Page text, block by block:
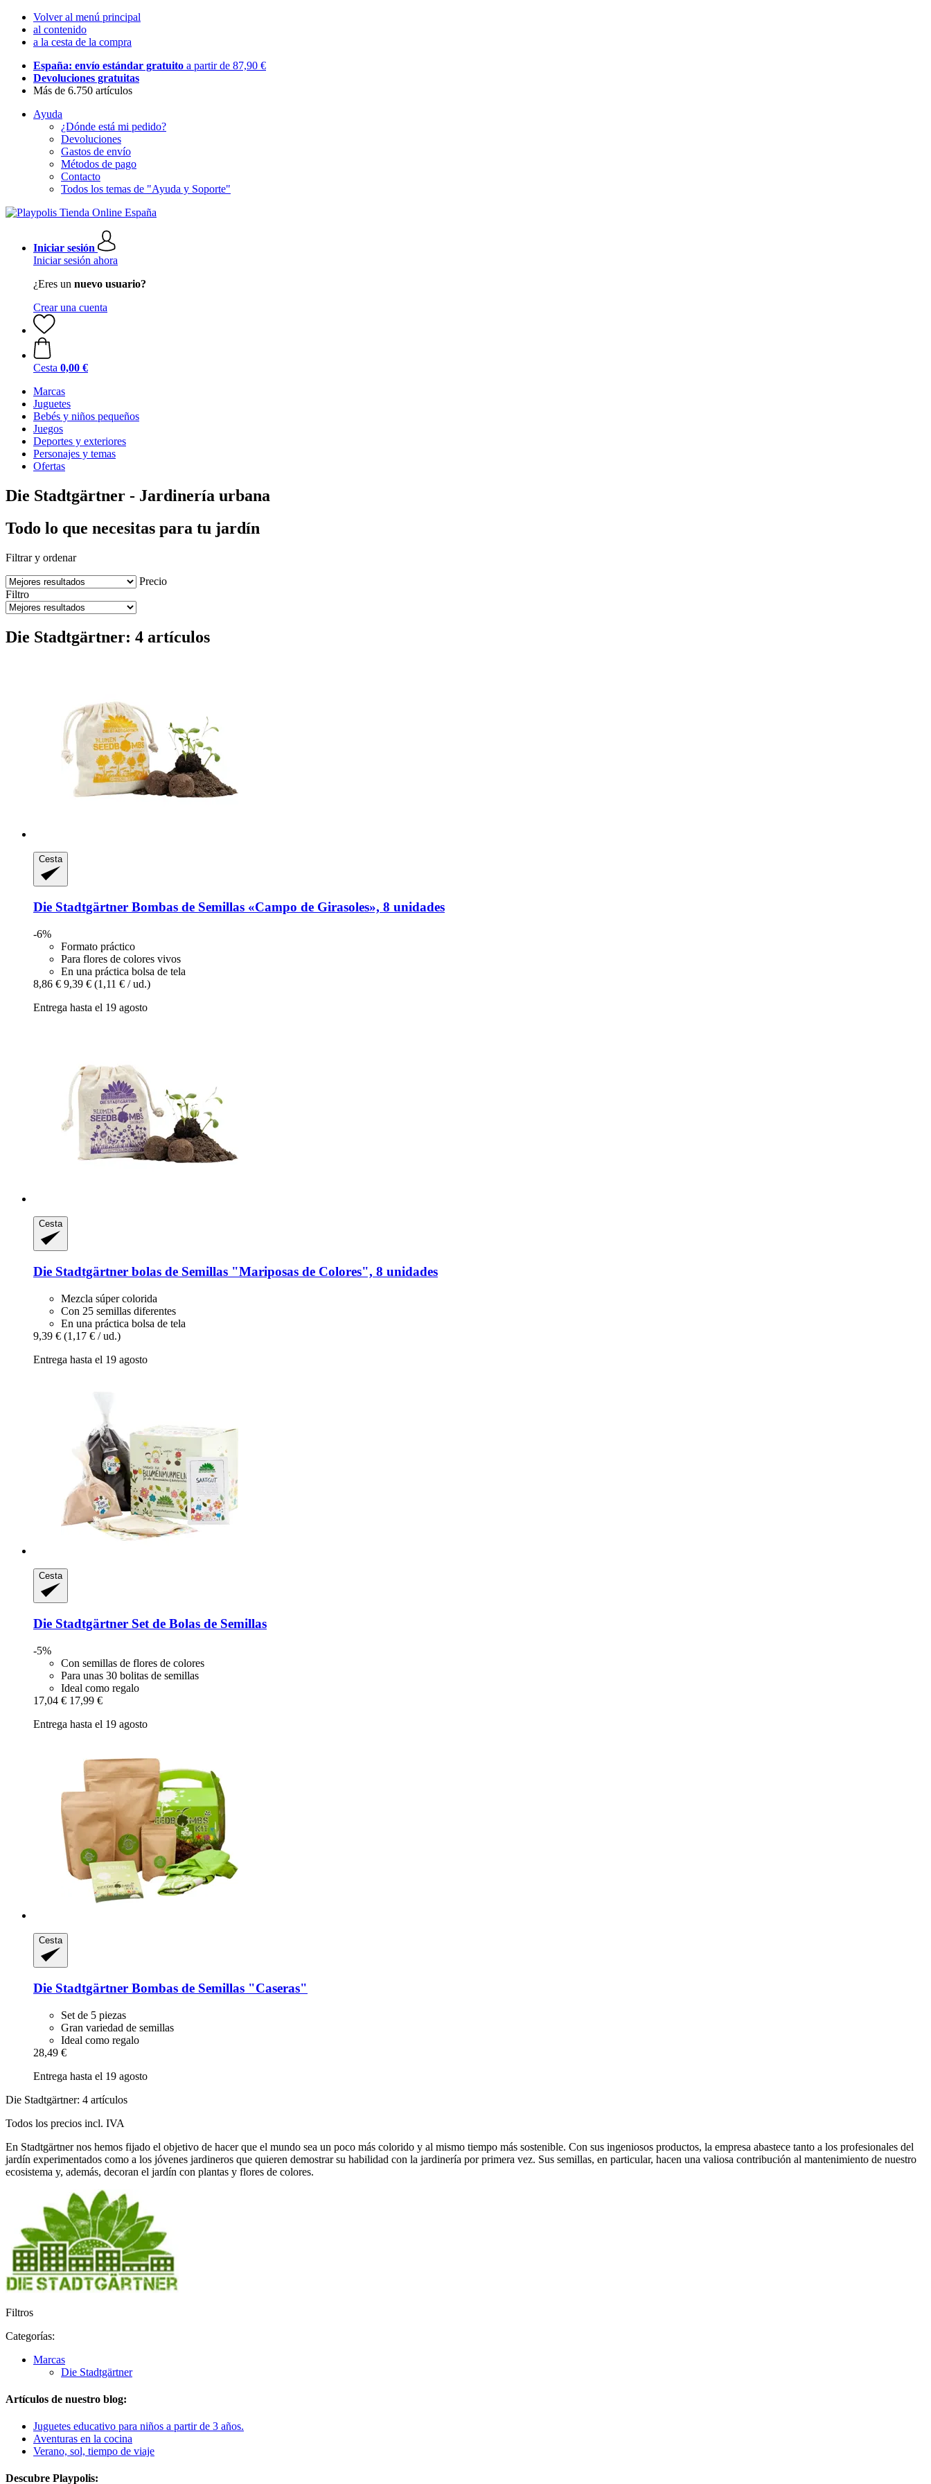
Volver al menú principal
al contenido
a la cesta de la compra
España: envío estándar gratuito a partir de 87,90 €
Devoluciones gratuitas
Más de 6.750 artículos
Ayuda
¿Dónde está mi pedido?
Devoluciones
Gastos de envío
Métodos de pago
Contacto
Todos los temas de "Ayuda y Soporte"
Iniciar sesión
Iniciar sesión ahora
¿Eres un nuevo usuario?
Crear una cuenta
Cesta 0,00 €
Marcas
Juguetes
Bebés y niños pequeños
Juegos
Deportes y exteriores
Personajes y temas
Ofertas
Die Stadtgärtner - Jardinería urbana
Todo lo que necesitas para tu jardín
Filtrar y ordenar
Precio
Filtro
Die Stadtgärtner: 4 artículos
Cesta
Die Stadtgärtner Bombas de Semillas «Campo de Girasoles», 8 unidades
-6%
Formato práctico
Para flores de colores vivos
En una práctica bolsa de tela
8,86 € 9,39 € (1,11 € / ud.)
Entrega hasta el 19 agosto
Cesta
Die Stadtgärtner bolas de Semillas "Mariposas de Colores", 8 unidades
Mezcla súper colorida
Con 25 semillas diferentes
En una práctica bolsa de tela
9,39 € (1,17 € / ud.)
Entrega hasta el 19 agosto
Cesta
Die Stadtgärtner Set de Bolas de Semillas
-5%
Con semillas de flores de colores
Para unas 30 bolitas de semillas
Ideal como regalo
17,04 € 17,99 €
Entrega hasta el 19 agosto
Cesta
Die Stadtgärtner Bombas de Semillas "Caseras"
Set de 5 piezas
Gran variedad de semillas
Ideal como regalo
28,49 €
Entrega hasta el 19 agosto
Die Stadtgärtner: 4 artículos
Todos los precios incl. IVA
En Stadtgärtner nos hemos fijado el objetivo de hacer que el mundo sea un poco más colorido y al mismo tiempo más sostenible. Con sus ingeniosos productos, la empresa abastece tanto a los profesionales del
jardín experimentados como a los jóvenes jardineros que quieren demostrar su habilidad con la jardinería por primera vez. Sus semillas, en particular, hacen una valiosa contribución al mantenimiento de nuestro
ecosistema y, además, decoran el jardín con plantas y flores de colores.
Filtros
Categorías:
Marcas
Die Stadtgärtner
Artículos de nuestro blog:
Juguetes educativo para niños a partir de 3 años.
Aventuras en la cocina
Verano, sol, tiempo de viaje
Descubre Playpolis: